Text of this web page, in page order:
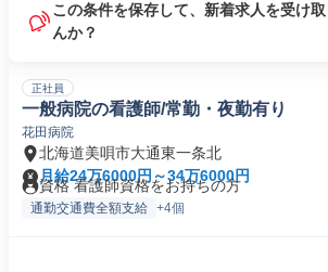
この条件を保存して、新着求人を受け
んか？
正社員
一般病院の看護師/常勤・夜勤有り
花田病院
北海道美唄市大通東一条北
月給24万6000円～34万6000円
資格 看護師資格をお持ちの方
通勤交通費全額支給 +4個